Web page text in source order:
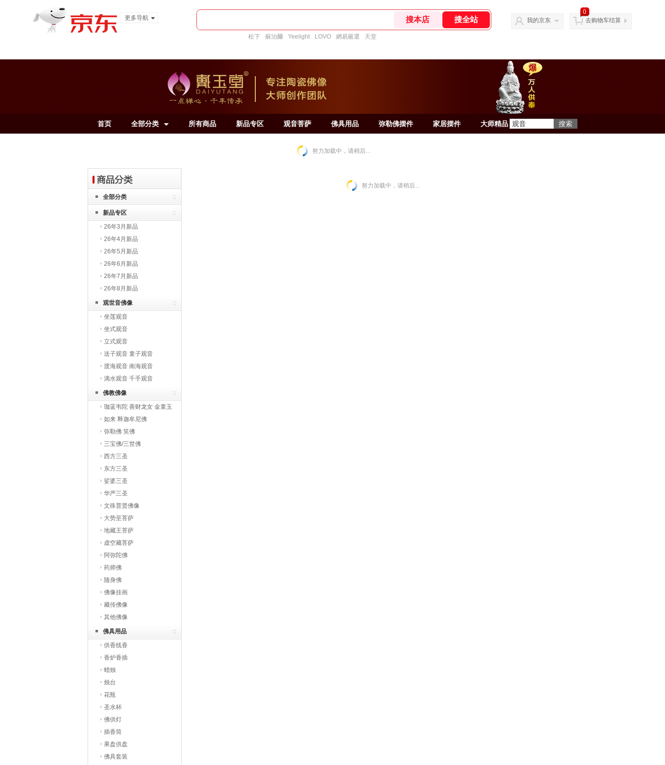
更多导航
松下 蘇泊爾 Yeelight LOVO 網易嚴選 天堂
我的京东
0
去购物车结算
首页 全部分类 所有商品 新品专区 观音菩萨 佛具用品 弥勒佛摆件 家居摆件 大师精品
努力加载中，请稍后...
全部分类
新品专区
26年3月新品
26年4月新品
26年5月新品
26年6月新品
26年7月新品
26年8月新品
观世音佛像
坐莲观音
坐式观音
立式观音
送子观音 童子观音
渡海观音 南海观音
滴水观音 千手观音
佛教佛像
珈蓝韦陀 善财龙女 金童玉
女 罗汉
如来 释迦牟尼佛
弥勒佛 笑佛
三宝佛/三世佛
西方三圣
东方三圣
娑婆三圣
华严三圣
文殊普贤佛像
大势至菩萨
地藏王菩萨
虚空藏菩萨
阿弥陀佛
药师佛
随身佛
佛像挂画
藏传佛像
其他佛像
佛具用品
供香线香
香炉香插
蜡烛
烛台
花瓶
圣水杯
佛供灯
插香筒
果盘供盘
佛具套装
努力加载中，请稍后...